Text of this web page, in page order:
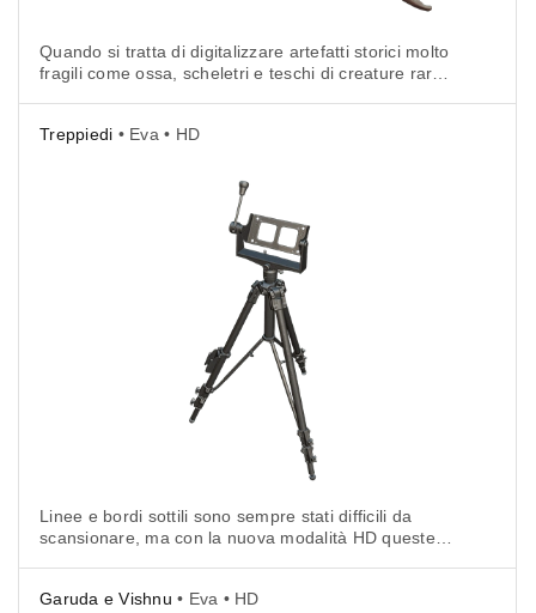
Quando si tratta di digitalizzare artefatti storici molto
fragili come ossa, scheletri e teschi di creature rare,
Treppiedi • Eva • HD
Linee e bordi sottili sono sempre stati difficili da
scansionare, ma con la nuova modalità HD queste
Garuda e Vishnu • Eva • HD